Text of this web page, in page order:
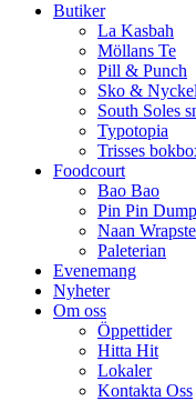
Butiker
La Kasbah
Möllans Te
Pill & Punch
Sko &
South Soles
Typotopia
Trisses
Foodcourt
Bao Bao
Pin Pin
Naan
Paleterian
Evenemang
Nyheter
Om oss
Öppettider
Hitta Hit
Lokaler
Kontakta Oss